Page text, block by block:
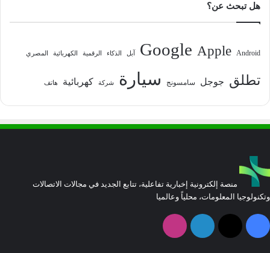
هل تبحث عن؟
Android
Apple
Google آبل الذكاء الرقمية الكهربائية المصري
تطلق جوجل سامسونج سيارة شركة كهربائية هاتف
منصة إلكترونية إخبارية تفاعلية، تتابع الجديد في مجالات الاتصالات
وتكنولوجيا المعلومات، محلياً وعالميا
فيسبوك
‫X لينكدإن انستقرام